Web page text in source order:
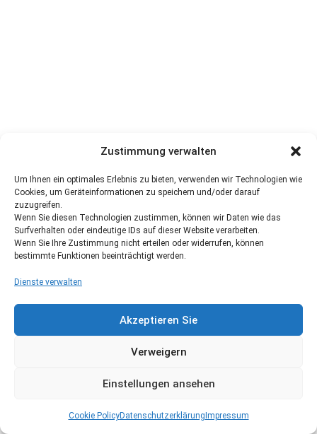
Zustimmung verwalten
Um Ihnen ein optimales Erlebnis zu bieten, verwenden wir Technologien wie
Cookies, um Geräteinformationen zu speichern und/oder darauf
zuzugreifen.
Wenn Sie diesen Technologien zustimmen, können wir Daten wie das
Surfverhalten oder eindeutige IDs auf dieser Website verarbeiten.
Wenn Sie Ihre Zustimmung nicht erteilen oder widerrufen, können
bestimmte Funktionen beeinträchtigt werden.
Dienste verwalten
Akzeptieren Sie
Verweigern
Einstellungen ansehen
Cookie PolicyDatenschutzerklärung Impressum